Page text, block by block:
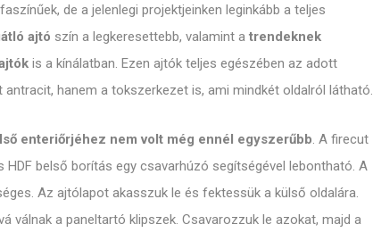
de a jelenlegi projektjeinken leginkább a teljes
ajtó szín a legkeresettebb, valamint a trendeknek
is a kínálatban. Ezen ajtók teljes egészében az adott
hanem a tokszerkezet is, ami mindkét oldalról látható.
enteriőrjéhez nem volt még ennél egyszerűbb. A firecut
belső borítás egy csavarhúzó segítségével lebontható. A
Az ajtólapot akasszuk le és fektessük a külső oldalára.
válnak a paneltartó klipszek. Csavarozzuk le azokat, majd a